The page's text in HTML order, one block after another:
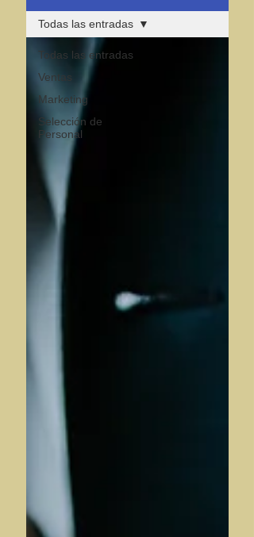
Todas las entradas
Ventas
Marketing
Selección de
Personal
Todas las entradas